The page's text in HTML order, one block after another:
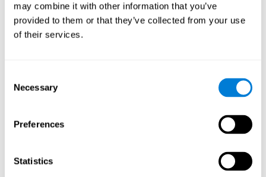
may combine it with other information that you’ve
provided to them or that they’ve collected from your use
of their services.
Selection
Necessary
Preferences
Statistics
المراجع
Gordon B, Caramazza A. Lexical decision for open- and closed-
Epstein, Johnson, Varia, Conners (2001). Neuropsychological
assessment of response inhibition in adults with ADHD. Journal
71.
Conners, C. K. (1989). Manual for Conners’ rating scales. North
Dinges, D. I, & Powell, J. W. (1985). Microcomputer analysis of